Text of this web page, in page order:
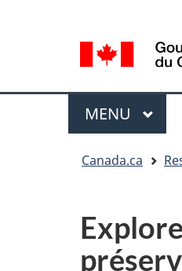
de
la
langue
selection
Menu
MENU
Canada.ca